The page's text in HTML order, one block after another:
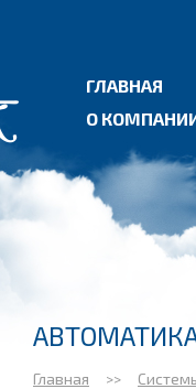
ГЛАВНАЯ
О
Главная >>